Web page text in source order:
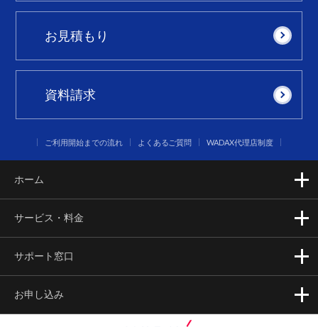
お見積もり
資料請求
ご利用開始までの流れ よくあるご質問 WADAX代理店制度
ホーム
サービス・料金
サポート窓口
お申し込み